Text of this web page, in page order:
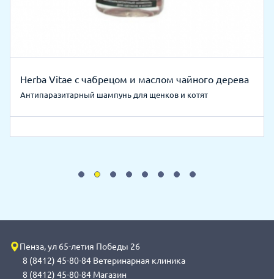
Herba Vitae с чабрецом и маслом чайного дерева
Антипаразитарный шампунь для щенков и котят
Пенза, ул 65-летия Победы 26
8 (8412) 45-80-84 Ветеринарная клиника
8 (8412) 45-80-84 Магазин